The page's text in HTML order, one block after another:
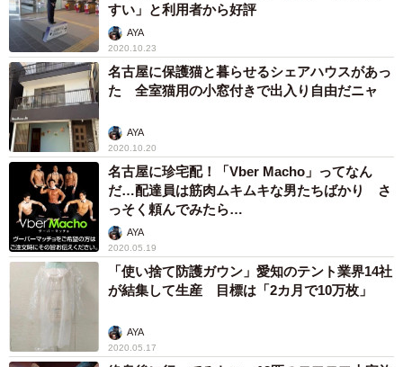
すい」と利用者から好評
AYA
2020.10.23
名古屋に保護猫と暮らせるシェアハウスがあっ
た 全室猫用の小窓付きで出入り自由だニャ
AYA
2020.10.20
名古屋に珍宅配！「Vber Macho」ってなん
だ…配達員は筋肉ムキムキな男たちばかり さ
っそく頼んでみたら…
AYA
2020.05.19
「使い捨て防護ガウン」愛知のテント業界14社
が結集して生産 目標は「2カ月で10万枚」
AYA
2020.05.17